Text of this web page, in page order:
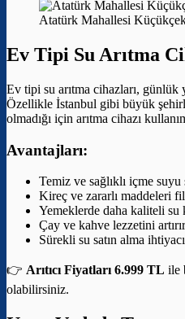
Atatürk Mahallesi
Ev Tipi Su Arıtma
Ev tipi su arıtma cihazları, günlük
Özellikle İstanbul gibi büyük
olmadığı için arıtma cihazı
Avantajları:
Temiz ve sağlıklı içme suyu
Kireç ve zararlı maddeleri
Yemeklerde daha kaliteli su
Çay ve kahve lezzetini artırır
Sürekli su satın alma
👉 Arıtıcı Fiyatları 6.999 TL ile
olabilirsiniz.